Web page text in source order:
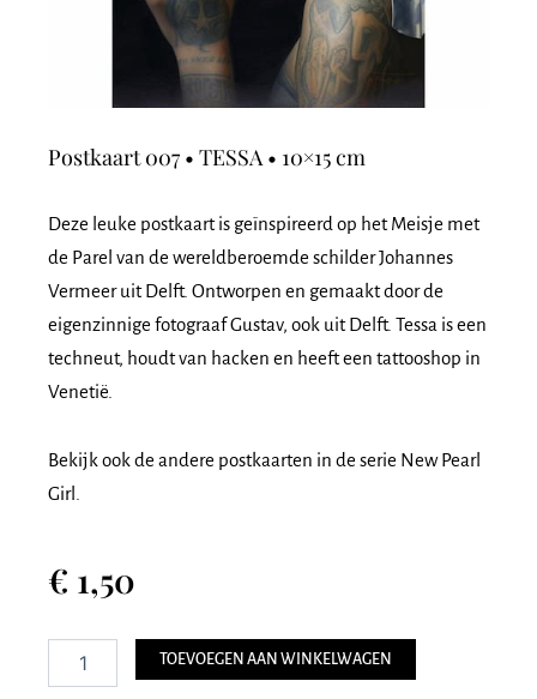
Postkaart 007 • TESSA • 10×15 cm
Deze leuke postkaart is geïnspireerd op het Meisje met
de Parel van de wereldberoemde schilder Johannes
Vermeer uit Delft. Ontworpen en gemaakt door de
eigenzinnige fotograaf Gustav, ook uit Delft. Tessa is een
techneut, houdt van hacken en heeft een tattooshop in
Venetië.
Bekijk ook de andere postkaarten in de serie New Pearl
Girl.
€ 1,50
TOEVOEGEN AAN WINKELWAGEN